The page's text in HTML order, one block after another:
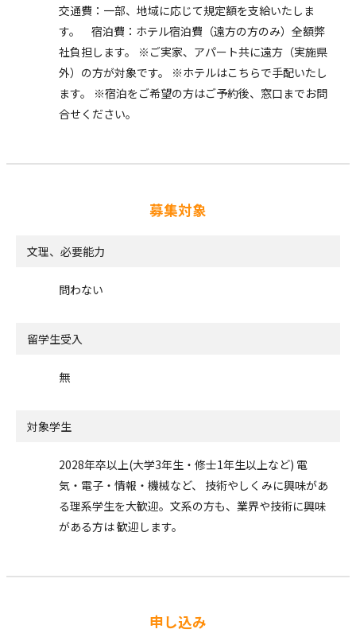
交通費：一部、地域に応じて規定額を支給いたしま
す。 宿泊費：ホテル宿泊費（遠方の方のみ）全額弊
社負担します。 ※ご実家、アパート共に遠方（実施県
外）の方が対象です。 ※ホテルはこちらで手配いたし
ます。 ※宿泊をご希望の方はご予約後、窓口までお問
合せください。
募集対象
文理、必要能力
問わない
留学生受入
無
対象学生
2028年卒以上(大学3年生・修士1年生以上など) 電
気・電子・情報・機械など、 技術やしくみに興味があ
る理系学生を大歓迎。文系の方も、業界や技術に興味
がある方は 歓迎します。
申し込み